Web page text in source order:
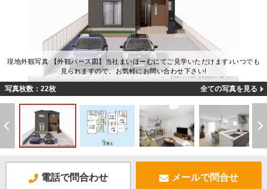
現地外観写真 【外観パース図】当社まいほーむにてご見学いただけます♪いつでも
見られますので、お気軽にお問い合わせ下さい!
写真枚数：22枚 全ての写真を見る
電話で問合わせ メールで問合せ